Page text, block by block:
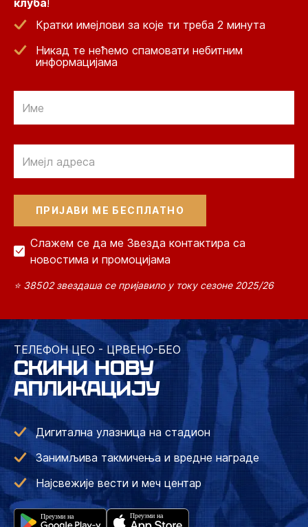
клуба!
Кратки имејлови за које ти треба 2 минута
Никад те нећемо спамовати небитним
информацијама
Слажем се да ме Звезда контактира са
новостима и промоцијама
⭐ 38502 звездаша се пријавило у току сезоне 2025/26
ТЕЛЕФОН ЦЕО - ЦРВЕНО-БЕО
СКИНИ НОВУ
АПЛИКАЦИЈУ
Дигитална улазница на стадион
Занимљива такмичења и вредне награде
Најсвежије вести и меч центар